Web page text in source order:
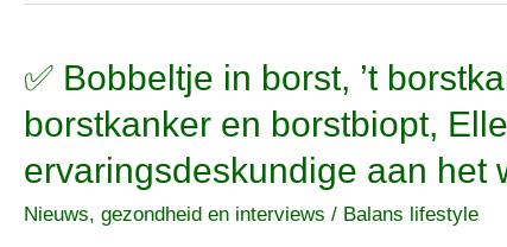
✅ Bobbeltje in borst, ’t
borstkanker en borstbiopt,
ervaringsdeskundige aan het
Nieuws, gezondheid en interviews / Balans lifestyle
✅
in
borst,
’t